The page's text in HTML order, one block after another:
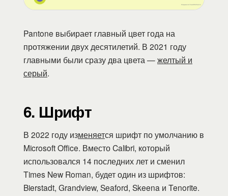
Pantone выбирает главный цвет года на
протяжении двух десятилетий. В 2021 году
главными были сразу два цвета —желтый и
серый.
6. Шрифт
В 2022 году изменяется шрифт по умолчанию в
Microsoft Office. Вместо Calibri, который
использовался 14 последних лет и сменил
Times New Roman, будет один из шрифтов:
Bierstadt, Grandview, Seaford, Skeena и Tenorite.